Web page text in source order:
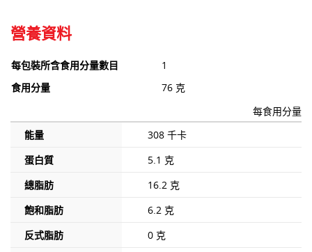
營養資料
每包裝所含食用分量數目
1
食用分量
76 克
每食用分量
能量
308 千卡
蛋白質
5.1 克
總脂肪
16.2 克
飽和脂肪
6.2 克
反式脂肪
0 克